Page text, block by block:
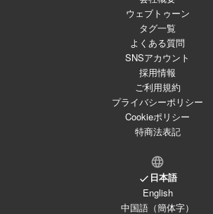
ウェブトゥーン
タグ一覧
よくある質問
SNSアカウント
採用情報
ご利用規約
プライバシーポリシー
Cookieポリシー
特商法表記
日本語
English
中国語（簡体字）